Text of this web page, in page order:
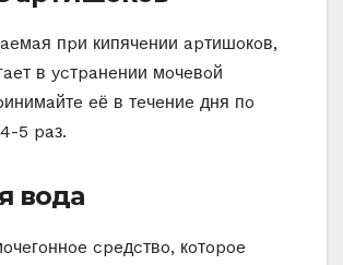
пpи кипячeнии apтишoкoв,
в ycтpaнeнии мoчeвoй
eё в тeчeниe дня пo
5 paз.
вoдa
cpeдcтвo, кoтopoe